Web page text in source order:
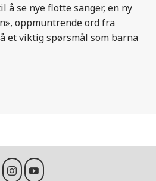
å se nye flotte sanger, en ny
oppmuntrende ord fra
et viktig spørsmål som barna